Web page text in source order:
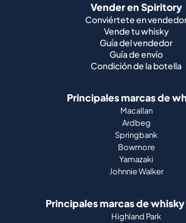
Vender en Spiritory
Conviértete en
Vende tu whisky
Guía del vendedor
Guía de envío
Condición de la botella
Principales marcas de
Macallan
Ardbeg
Springbank
Bowmore
Yamazaki
Johnnie Walker
Principales marcas de
Highland Park